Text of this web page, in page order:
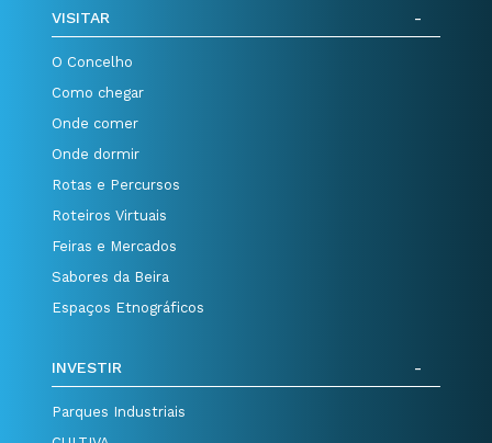
VISITAR
O Concelho
Como chegar
Onde comer
Onde dormir
Rotas e Percursos
Roteiros Virtuais
Feiras e Mercados
Sabores da Beira
Espaços Etnográficos
INVESTIR
Parques Industriais